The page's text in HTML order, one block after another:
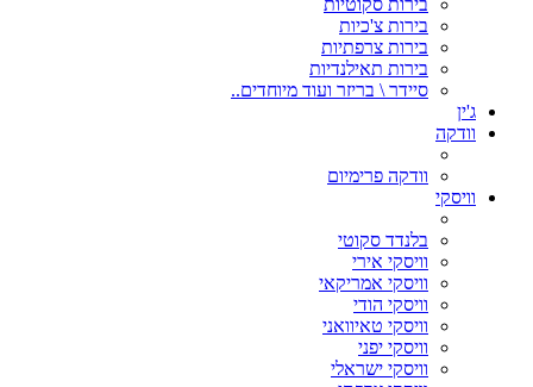
בירות סקוטיות
בירות צ'כיות
בירות צרפתיות
בירות תאילנדיות
סיידר \ בריזר ועוד מיוחדים..
ג'ין
וודקה
וודקה פרימיום
וויסקי
בלנדד סקוטי
וויסקי אירי
וויסקי אמריקאי
וויסקי הודי
וויסקי טאיוואני
וויסקי יפני
וויסקי ישראלי